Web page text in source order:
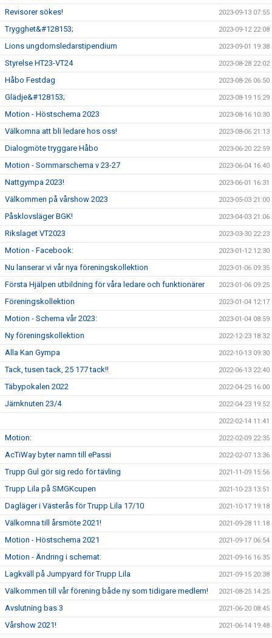
Revisorer sökes! 2023-09-13 07:55
Trygghet&#128153; 2023-09-12 22:08
Lions ungdomsledarstipendium 2023-09-01 19:38
Styrelse HT23-VT24 2023-08-28 22:02
Håbo Festdag 2023-08-26 06:50
Glädje&#128153; 2023-08-19 15:29
Motion - Höstschema 2023 2023-08-16 10:30
Välkomna att bli ledare hos oss! 2023-08-06 21:13
Dialogmöte tryggare Håbo 2023-06-20 22:59
Motion - Sommarschema v 23-27 2023-06-04 16:40
Nattgympa 2023! 2023-06-01 16:31
Välkommen på vårshow 2023 2023-05-03 21:00
Påsklovsläger BGK! 2023-04-03 21:06
Rikslaget VT2023 2023-03-30 22:23
Motion - Facebook: 2023-01-12 12:30
Nu lanserar vi vår nya föreningskollektion 2023-01-06 09:35
Första Hjälpen utbildning för våra ledare och funktionärer 2023-01-06 09:25
Föreningskollektion 2023-01-04 12:17
Motion - Schema vår 2023: 2023-01-04 08:59
Ny föreningskollektion 2022-12-23 18:32
Alla Kan Gympa 2022-10-13 09:30
Tack, tusen tack, 25 177 tack!! 2022-06-13 22:40
Täbypokalen 2022 2022-04-25 16:00
Järnknuten 23/4 2022-04-23 19:52
2022-02-14 11:41
Motion: 2022-02-09 22:35
AcTiWay byter namn till ePassi 2022-02-07 13:36
Trupp Gul gör sig redo för tävling 2021-11-09 15:56
Trupp Lila på SMGKcupen 2021-10-23 13:51
Dagläger i Västerås för Trupp Lila 17/10 2021-10-17 19:18
Välkomna till årsmöte 2021! 2021-09-28 11:18
Motion - Höstschema 2021 2021-09-17 06:54
Motion - Ändring i schemat: 2021-09-16 16:35
Lagkväll på Jumpyard för Trupp Lila 2021-09-15 20:38
Välkommen till vår förening både ny som tidigare medlem! 2021-08-25 14:25
Avslutning bas 3 2021-06-20 08:45
Vårshow 2021! 2021-06-14 19:48